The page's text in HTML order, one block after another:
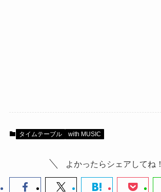
タイムテーブル with MUSIC
よかったらシェアしてね！